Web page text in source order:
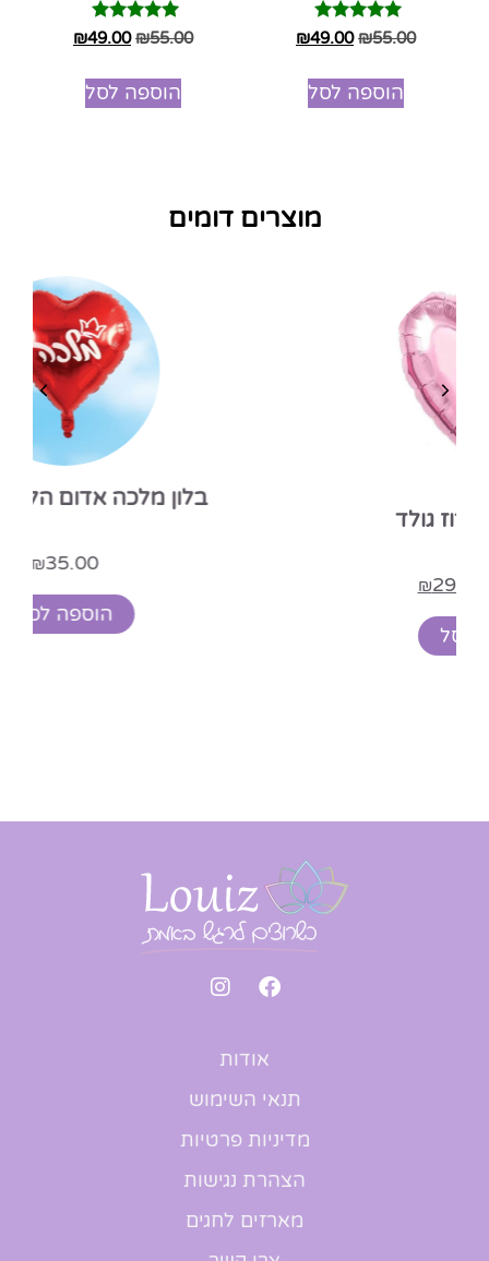
דורג
5.00
₪55.00
₪49.00
הוספה לסל
דורג
5.00
₪55.00
₪49.00
הוספה לסל
מוצרים דומים
בלון מלכה אדום הליום 18 אינץ
אודות
תנאי השימוש
מדיניות פרטיות
הצהרת נגישות
מארזים לחגים